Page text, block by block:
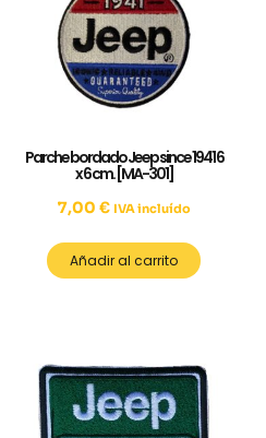
Parche bordado Jeep since 1941 6
x 6 cm. [MA-301]
7,00 € IVA incluído
Añadir al carrito